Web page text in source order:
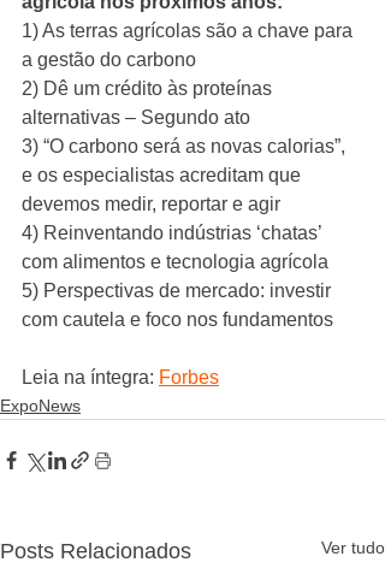
1) As terras agrícolas são a chave para
a gestão do carbono
2) Dê um crédito às proteínas
alternativas – Segundo ato
3) “O carbono será as novas calorias”,
e os especialistas acreditam que
devemos medir, reportar e agir
4) Reinventando indústrias ‘chatas’
com alimentos e tecnologia agrícola
5) Perspectivas de mercado: investir
com cautela e foco nos fundamentos
Leia na íntegra: Forbes
ExpoNews
Posts Relacionados Ver tudo